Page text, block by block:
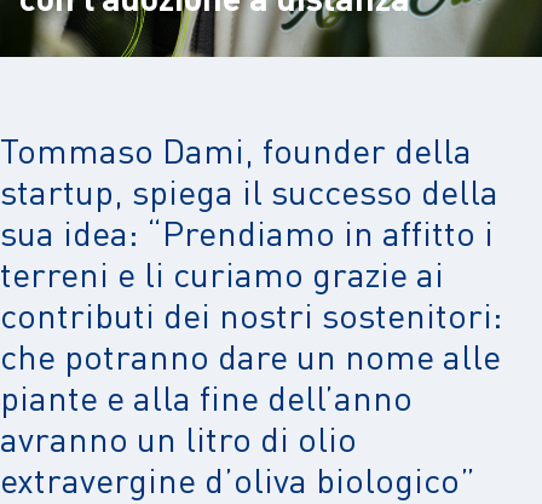
Tommaso Dami, founder della
startup, spiega il successo della
sua idea: “Prendiamo in affitto i
terreni e li curiamo grazie ai
contributi dei nostri sostenitori:
che potranno dare un nome alle
piante e alla fine dell’anno
avranno un litro di olio
extravergine d’oliva biologico”